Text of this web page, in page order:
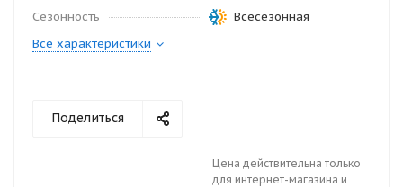
Сезонность
Всесезонная
Все характеристики
Поделиться
Цена действительна только
для интернет-магазина и